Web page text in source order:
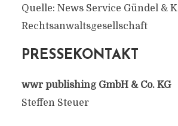
Quelle: News Service Gündel &
Rechtsanwaltsgesellschaft
PRESSEKONTAKT
wwr publishing GmbH & Co. KG
Steffen Steuer